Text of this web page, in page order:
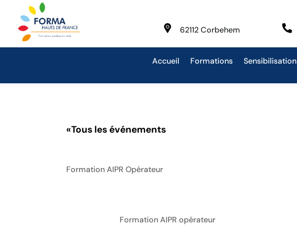
62112 Corbehem 
Accueil Formations Sensibilisation
«Tous les événements
Formation AIPR Opérateur
Formation AIPR opérateur